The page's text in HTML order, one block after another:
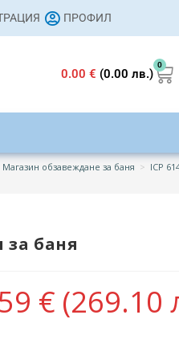
ПРОФИЛ
0.00€ (0.00 лв.)
0
Магазин обзавеждане за баня > ICP
за баня
€ (269.10